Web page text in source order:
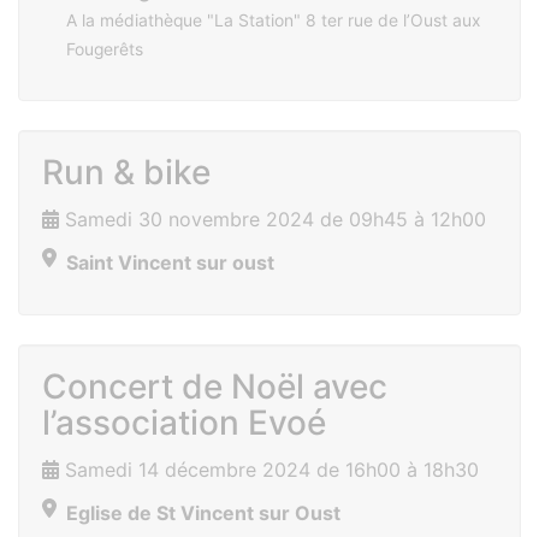
A la médiathèque "La Station" 8 ter rue de l’Oust aux
Fougerêts
Run & bike
Samedi 30 novembre 2024 de 09h45 à 12h00
Saint Vincent sur oust
Concert de Noël avec
l’association Evoé
Samedi 14 décembre 2024 de 16h00 à 18h30
Eglise de St Vincent sur Oust